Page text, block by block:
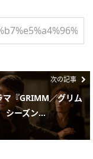
次の記事
マ『GRIMM／グリム
シーズン...